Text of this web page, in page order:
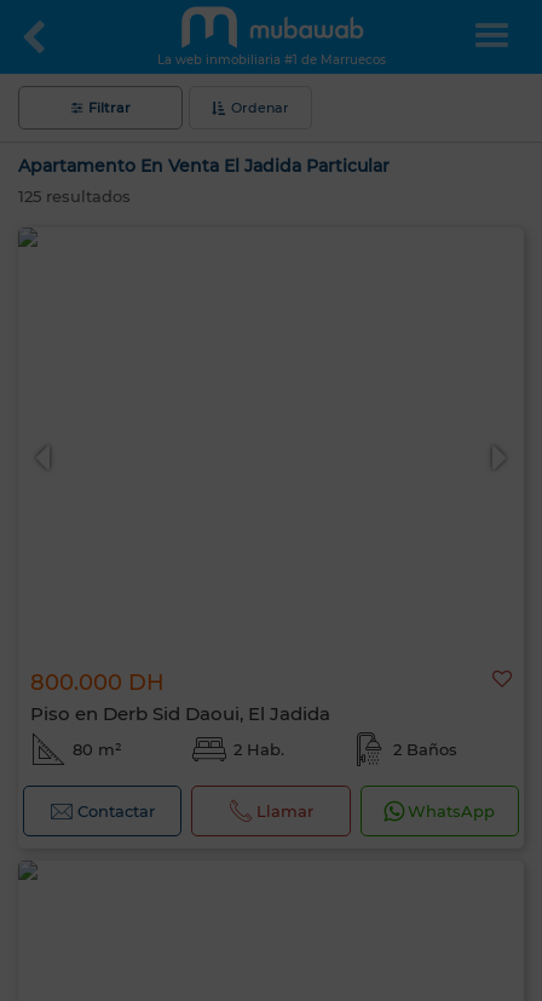
La web inmobiliaria #1 de Marruecos
Filtrar Ordenar
Apartamento En Venta El Jadida Particular
125 resultados
800.000 DH
Piso en Derb Sid Daoui, El Jadida
80 m² 2 Hab. 2 Baños
Contactar Llamar WhatsApp